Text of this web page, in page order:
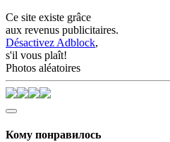
Ce site existe grâce
aux revenus publicitaires.
Désactivez Adblock,
s'il vous plaît!
Photos aléatoires
Кому понравилось